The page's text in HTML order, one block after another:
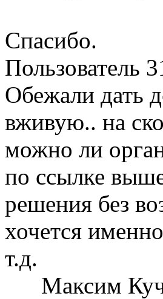
Спасибо.
Пользователь
Обежали дать
вживую.. на
можно ли
по ссылке
решения без
хочется
т.д.
Максим